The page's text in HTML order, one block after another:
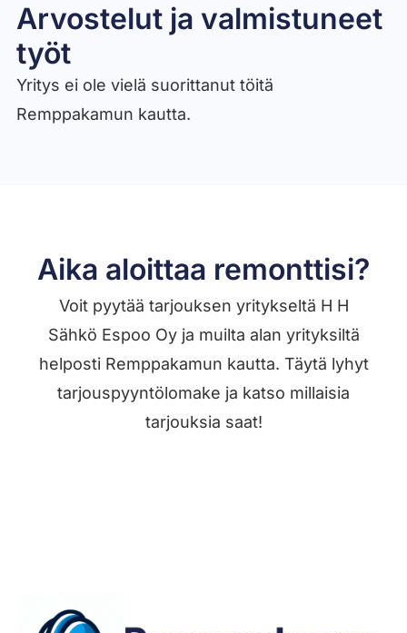
Arvostelut ja valmistuneet
työt​
Yritys ei ole vielä suorittanut töitä
Remppakamun kautta.
Aika aloittaa remonttisi?
Voit pyytää tarjouksen yritykseltä H H
Sähkö Espoo Oy ja muilta alan yrityksiltä
helposti Remppakamun kautta. Täytä lyhyt
tarjouspyyntölomake ja katso millaisia
tarjouksia saat!